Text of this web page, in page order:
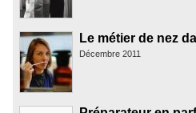
Le métier de nez
Décembre 2011